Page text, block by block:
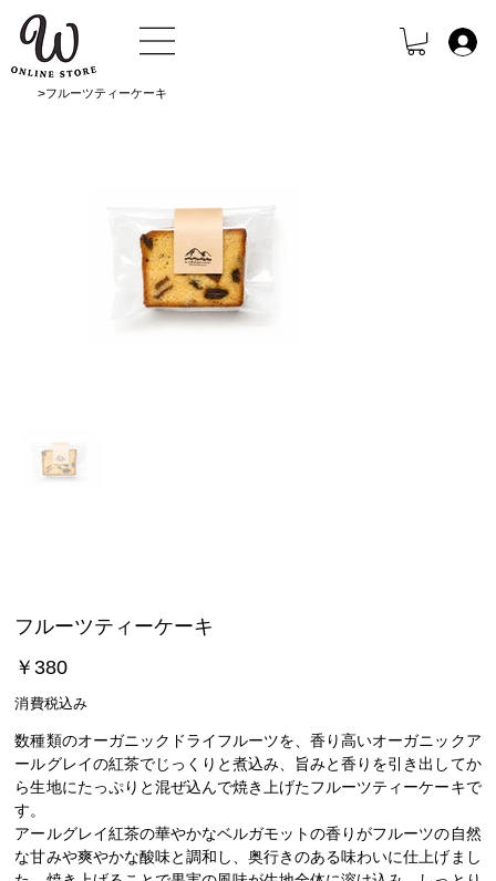
>フルーツティーケーキ
フルーツティーケーキ
価
格
￥380
消費税込み
数種類のオーガニックドライフルーツを、香り高いオーガニックア
ールグレイの紅茶でじっくりと煮込み、旨みと香りを引き出してか
ら生地にたっぷりと混ぜ込んで焼き上げたフルーツティーケーキで
す。
アールグレイ紅茶の華やかなベルガモットの香りがフルーツの自然
な甘みや爽やかな酸味と調和し、奥行きのある味わいに仕上げまし